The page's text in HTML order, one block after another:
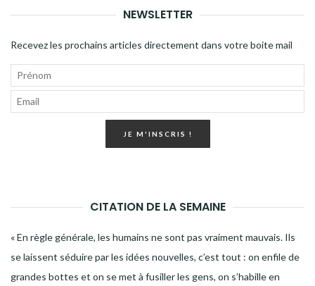
NEWSLETTER
Recevez les prochains articles directement dans votre boite mail
JE M'INSCRIS !
CITATION DE LA SEMAINE
« En règle générale, les humains ne sont pas vraiment mauvais. Ils
se laissent séduire par les idées nouvelles, c’est tout : on enfile de
grandes bottes et on se met à fusiller les gens, on s’habille en